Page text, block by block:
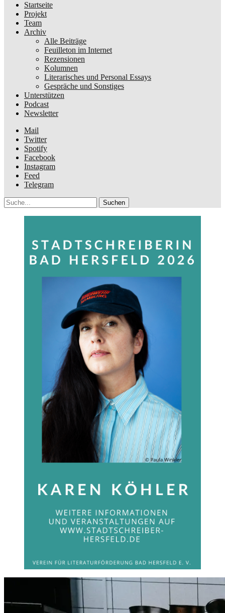
Startseite
Projekt
Team
Archiv
Alle Beiträge
Feuilleton im Internet
Rezensionen
Kolumnen
Literarisches und Personal Essays
Gespräche und Sonstiges
Unterstützen
Podcast
Newsletter
Mail
Twitter
Spotify
Facebook
Instagram
Feed
Telegram
Suche